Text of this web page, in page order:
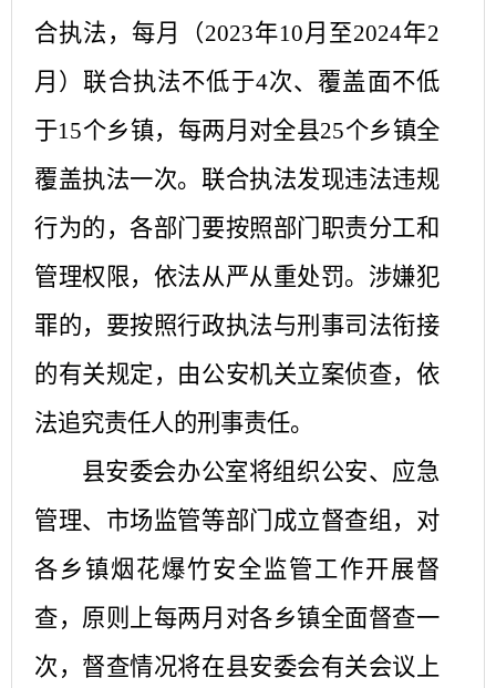
合执法，每月（2023年10月至2024年2
月）联合执法不低于4次、覆盖面不低
于15个乡镇，每两月对全县25个乡镇全
覆盖执法一次。联合执法发现违法违规
行为的，各部门要按照部门职责分工和
管理权限，依法从严从重处罚。涉嫌犯
罪的，要按照行政执法与刑事司法衔接
的有关规定，由公安机关立案侦查，依
法追究责任人的刑事责任。
县安委会办公室将组织公安、应急
管理、市场监管等部门成立督查组，对
各乡镇烟花爆竹安全监管工作开展督
查，原则上每两月对各乡镇全面督查一
次，督查情况将在县安委会有关会议上